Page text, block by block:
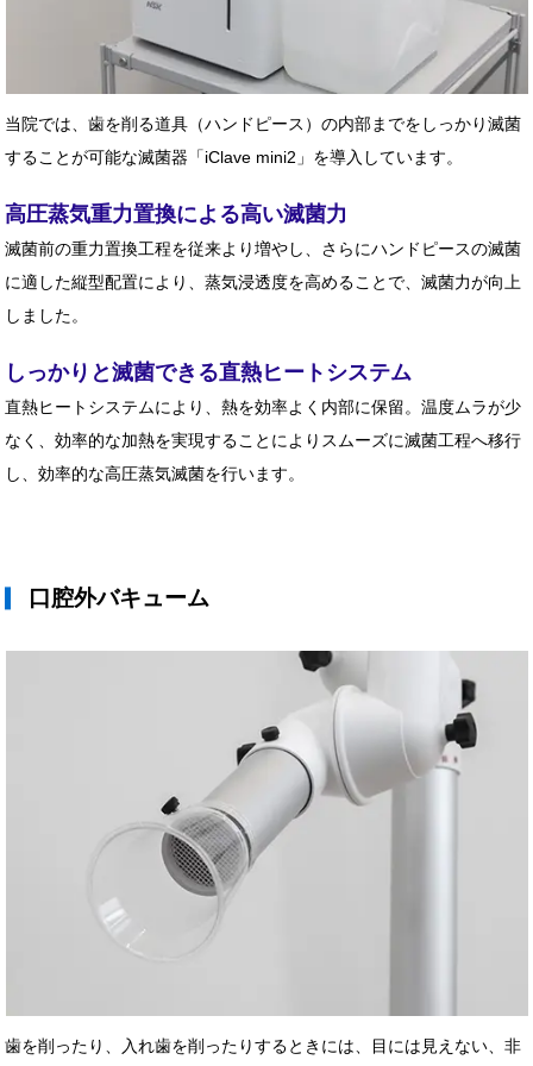
当院では、歯を削る道具（ハンドピース）の内部までをしっかり滅菌
することが可能な滅菌器「iClave mini2」を導入しています。
高圧蒸気重力置換による高い滅菌力
滅菌前の重力置換工程を従来より増やし、さらにハンドピースの滅菌
に適した縦型配置により、蒸気浸透度を高めることで、滅菌力が向上
しました。
しっかりと滅菌できる直熱ヒートシステム
直熱ヒートシステムにより、熱を効率よく内部に保留。温度ムラが少
なく、効率的な加熱を実現することによりスムーズに滅菌工程へ移行
し、効率的な高圧蒸気滅菌を行います。
口腔外バキューム
歯を削ったり、入れ歯を削ったりするときには、目には見えない、非